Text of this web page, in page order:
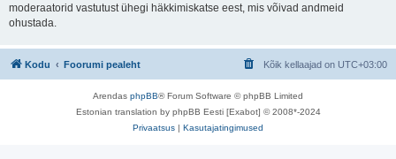
moderaatorid vastutust ühegi häkkimiskatse eest, mis võivad andmeid
ohustada.
Kodu Foorumi pealeht Kõik kellaajad on UTC+03:00
Arendas phpBB® Forum Software © phpBB Limited
Estonian translation by phpBB Eesti [Exabot] © 2008*-2024
Privaatsus | Kasutajatingimused